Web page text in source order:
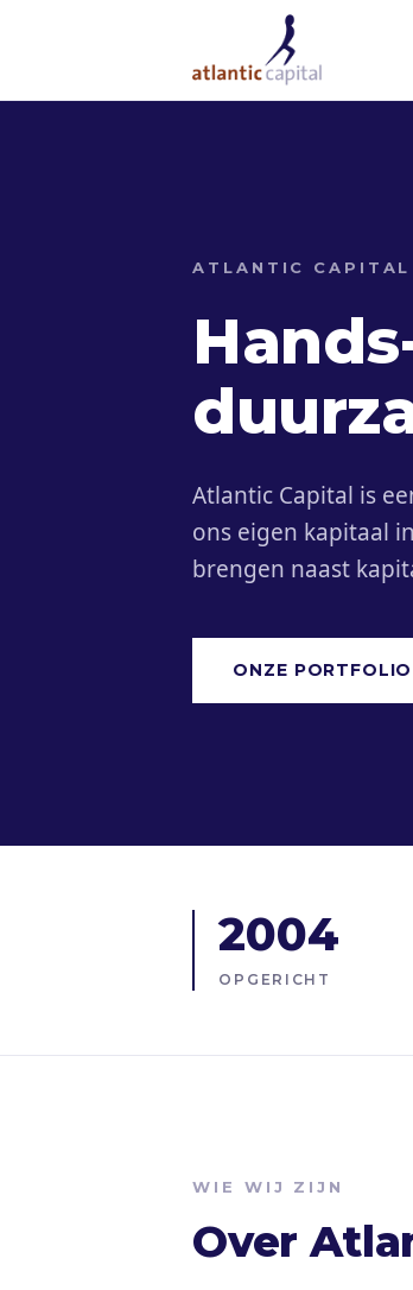
ATLANTIC CAPITAL
Atlantic Capital is
ons eigen kapitaal
brengen naast
ONZE PORTFOLIO
2004
OPGERICHT
WIE WIJ ZIJN
Over